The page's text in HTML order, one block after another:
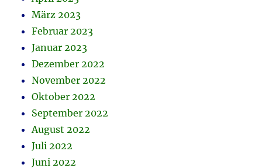
März 2023
Februar 2023
Januar 2023
Dezember 2022
November 2022
Oktober 2022
September 2022
August 2022
Juli 2022
Juni 2022